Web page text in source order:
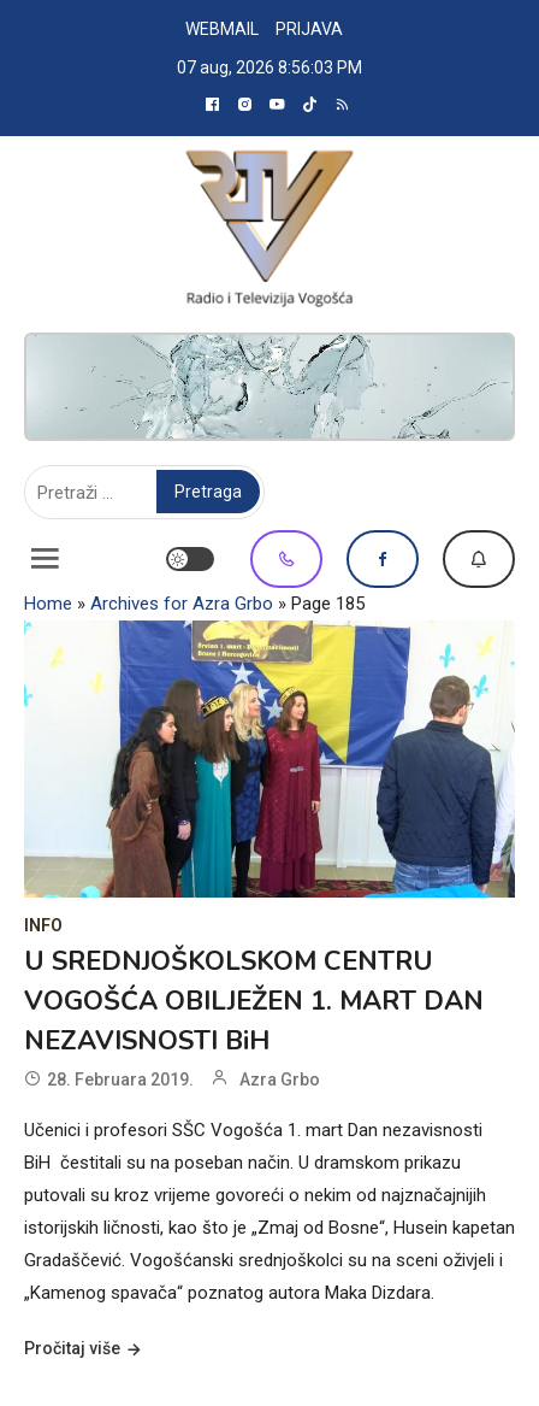
WEBMAIL
PRIJAVA
07 aug, 2026 8:56:04 PM
RADIO TELEVIZIJA VOGOŠĆA
Home » Archives for Azra Grbo » Page 185
INFO
U SREDNJOŠKOLSKOM CENTRU
VOGOŠĆA OBILJEŽEN 1. MART DAN
NEZAVISNOSTI BiH
28. Februara 2019. Azra Grbo
Učenici i profesori SŠC Vogošća 1. mart Dan nezavisnosti
BiH čestitali su na poseban način. U dramskom prikazu
putovali su kroz vrijeme govoreći o nekim od najznačajnijih
istorijskih ličnosti, kao što je „Zmaj od Bosne“, Husein kapetan
Gradaščević. Vogošćanski srednjoškolci su na sceni oživjeli i
„Kamenog spavača“ poznatog autora Maka Dizdara.
Pročitaj više